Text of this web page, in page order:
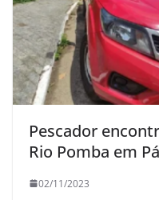
Pescador
Rio Pomba em
02/11/2023